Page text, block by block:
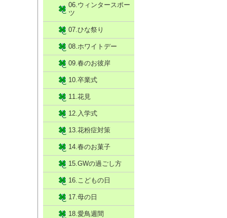
06.ウィンタースポー
ツ
07.ひな祭り
08.ホワイトデー
09.春のお彼岸
10.卒業式
11.花見
12.入学式
13.花粉症対策
14.春のお菓子
15.GWの過ごし方
16.こどもの日
17.母の日
18.愛鳥週間